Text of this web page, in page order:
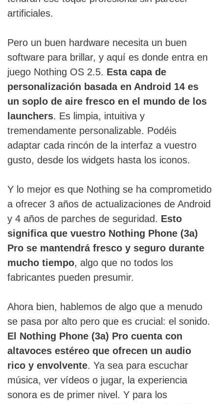
artificiales.
Pero un buen hardware necesita un buen
software para brillar, y aquí es donde entra en
juego Nothing OS 2.5. Esta capa de
personalización basada en Android 14 es
un soplo de aire fresco en el mundo de los
launchers. Es limpia, intuitiva y
tremendamente personalizable. Podéis
adaptar cada rincón de la interfaz a vuestro
gusto, desde los widgets hasta los iconos.
Y lo mejor es que Nothing se ha comprometido
a ofrecer 3 años de actualizaciones de Android
y 4 años de parches de seguridad. Esto
significa que vuestro Nothing Phone (3a)
Pro se mantendrá fresco y seguro durante
mucho tiempo, algo que no todos los
fabricantes pueden presumir.
Ahora bien, hablemos de algo que a menudo
se pasa por alto pero que es crucial: el sonido.
El Nothing Phone (3a) Pro cuenta con
altavoces estéreo que ofrecen un audio
rico y envolvente. Ya sea para escuchar
música, ver vídeos o jugar, la experiencia
sonora es de primer nivel. Y para los